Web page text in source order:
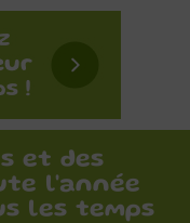
et des
l'année
les temps